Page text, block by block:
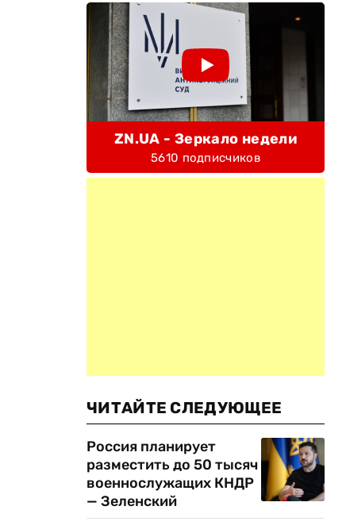
ZN.UA - Зеркало недели
5610 подписчиков
ЧИТАЙТЕ СЛЕДУЮЩЕЕ
Россия планирует
разместить до 50 тысяч
военнослужащих КНДР
— Зеленский